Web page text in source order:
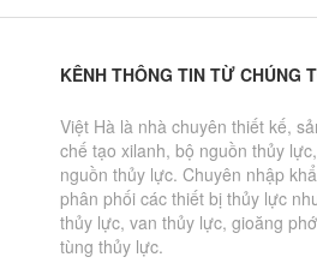
KÊNH THÔNG TIN TỪ CHÚNG
Việt Hà là nhà chuyên thiết kế,
chế tạo xilanh, bộ nguồn thủy
nguồn thủy lực. Chuyên nhập
phân phối các thiết bị thủy lực
thủy lực, van thủy lực, gioăng
tùng thủy lực.